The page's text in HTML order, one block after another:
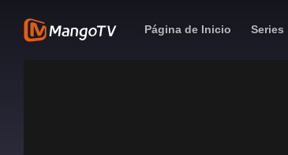
Página de Inicio Series